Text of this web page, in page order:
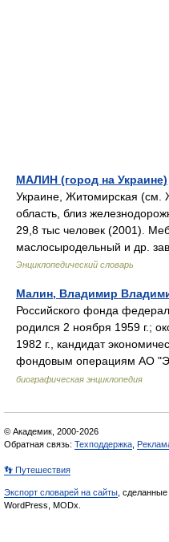
МАЛИН (город на Украине)
Украине, Житомирская
область, близ
29,8 тыс человек (2001).
маслосыродельный и др.
Энциклопедический словарь
Малин, Владимир
Российского фонда
родился 2 ноября 1959 г.;
1982 г., кандидат
фондовым операциям АО
биографическая энциклопедия
© Академик, 2000-2026
Обратная связь: Техподдержка
👣 Путешествия
Экспорт словарей на сайты ,
WordPress, MODx.